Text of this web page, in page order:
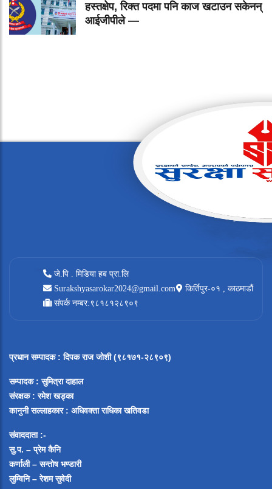
हस्तक्षेप, रिक्त पदमा पनि काज खटाउन सकेनन्
आईजीपीले —
जे.पि . मिडिया हब प्रा.लि
Surakshyasarokar2024@gmail.com
किर्तिपुर-०१ , काठमाडौं
संपर्क नम्बर:९८१८१२८९०९
प्रधान सम्पादक: दिपक राज जोशी (९८१७१-२८९०९)
सम्पादक : सुमित्रा दाहाल
संरक्षक : रमेश खड्का
कानुनी सल्लाहकार : अधिवक्ता राधिका खतिवडा
संवाददाता :-
सु.प. – प्रेम कैनि
कर्णाली – सन्तोष भण्डारी
लुम्विनि – रेशम सुवेदी